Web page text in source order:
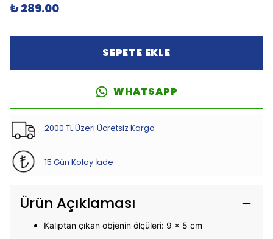
₺ 289.00
SEPETE EKLE
WHATSAPP
2000 TL Üzeri Ücretsiz Kargo
15 Gün Kolay İade
Ürün Açıklaması
Kalıptan çıkan objenin ölçüleri: 9 x 5 cm